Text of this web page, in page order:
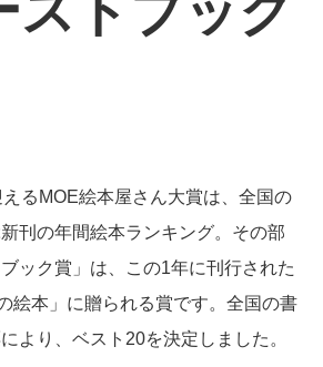
る MOE絵本屋さん大賞は、全国の
刊の年間絵本ランキング。その部
ック賞」は、この1年に刊行された
絵本」に贈られる賞です。全国の書
より、ベスト20を決定しました。